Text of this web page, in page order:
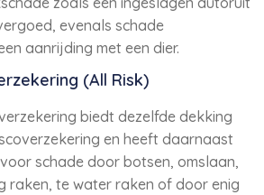
evenals schade
aanrijding met een dier.
(All Risk)
biedt dezelfde dekking
en heeft daarnaast
schade door botsen, omslaan,
raken, te water raken of door enig